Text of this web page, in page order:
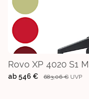
Rovo XP 4020 S1
ab 546 € 683,06 € UVP